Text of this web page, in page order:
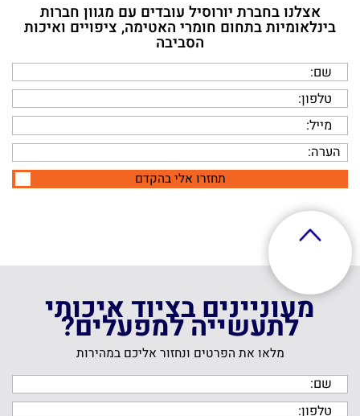
תחזרו אלי בהקדם
אצלנו בחברת יורוסיל עובדים עם מגוון חברות
בינלאומיות בתחום חומרי האטימה, ציפויים ואיכות
הסביבה
תחזרו אלי בהקדם
מעוניינים בציוד איכותי
לתעשייה למפעלים?
מלאו את הפרטים ונחזור אליכם במהירות